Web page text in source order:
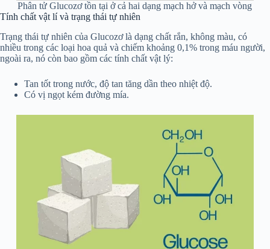
Phân tử Glucozơ tồn tại ở cả hai dạng mạch hở và mạch vòng
Tính chất vật lí và trạng thái tự nhiên
Trạng thái tự nhiên của Glucozơ là dạng chất rắn, không màu, có
nhiều trong các loại hoa quả và chiếm khoảng 0,1% trong máu người,
ngoài ra, nó còn bao gồm các tính chất vật lý:
Tan tốt trong nước, độ tan tăng dần theo nhiệt độ.
Có vị ngọt kém đường mía.